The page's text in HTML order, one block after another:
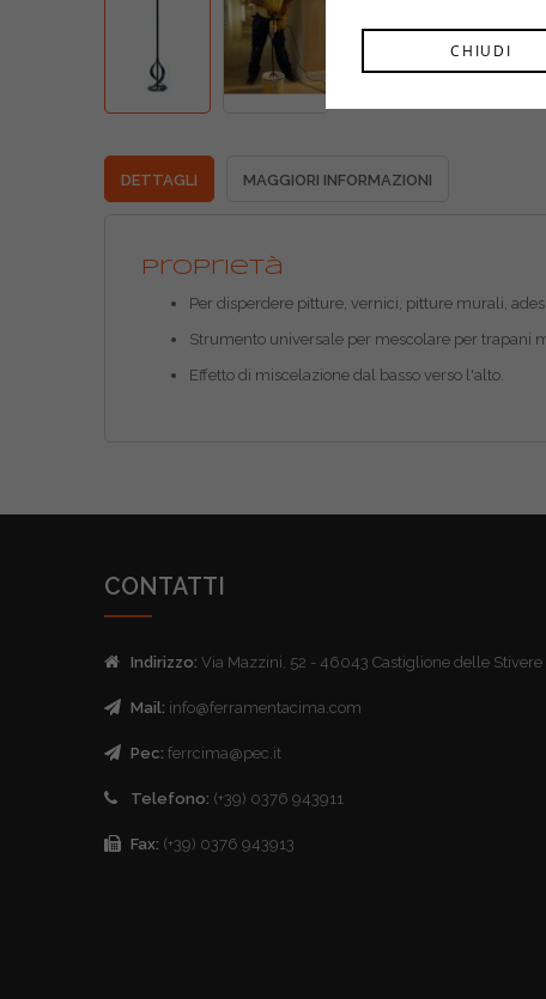
DETTAGLI MAGGIORI INFORMAZIONI
Proprietà
Per disperdere pitture, vernici, pitture murali,
Strumento universale per mescolare per trapani
Effetto di miscelazione dal basso verso l'alto.
CONTATTI
Indirizzo: Via Mazzini, 52 - 46043 Castiglione delle Stivere
Mail: info@ferramentacima.com
Pec: ferrcima@pec.it
Telefono: (+39) 0376 943911
Fax: (+39) 0376 943913
CHIUDI